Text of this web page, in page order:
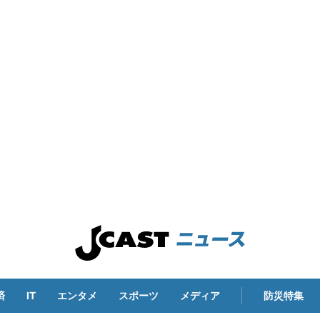
IT エンタメ スポーツ メディア 防災特集